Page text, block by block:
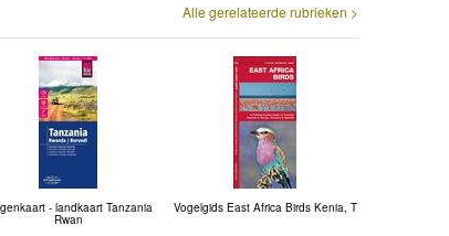
Alle gerelateerde rubrieken >
- landkaart Tanzania
Rwan
Vogelgids East Africa Birds Kenia, T